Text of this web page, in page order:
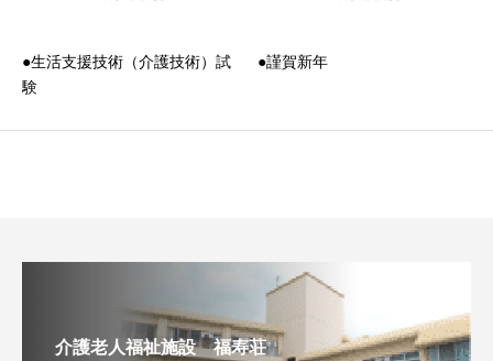
●生活支援技術（介護技術）試
験
●謹賀新年
介護老人福祉施設 福寿荘